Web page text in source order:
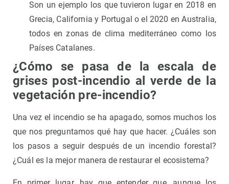
Son un ejemplo los que tuvieron lugar en 2018 en
Grecia, California y Portugal o el 2020 en Australia,
todos en zonas de clima mediterráneo como los
Países Catalanes.
¿Cómo se pasa de la escala de
grises post-incendio al verde de la
vegetación pre-incendio?
Una vez el incendio se ha apagado, somos muchos los
que nos preguntamos qué hay que hacer. ¿Cuáles son
los pasos a seguir después de un incendio forestal?
¿Cuál es la mejor manera de restaurar el ecosistema?